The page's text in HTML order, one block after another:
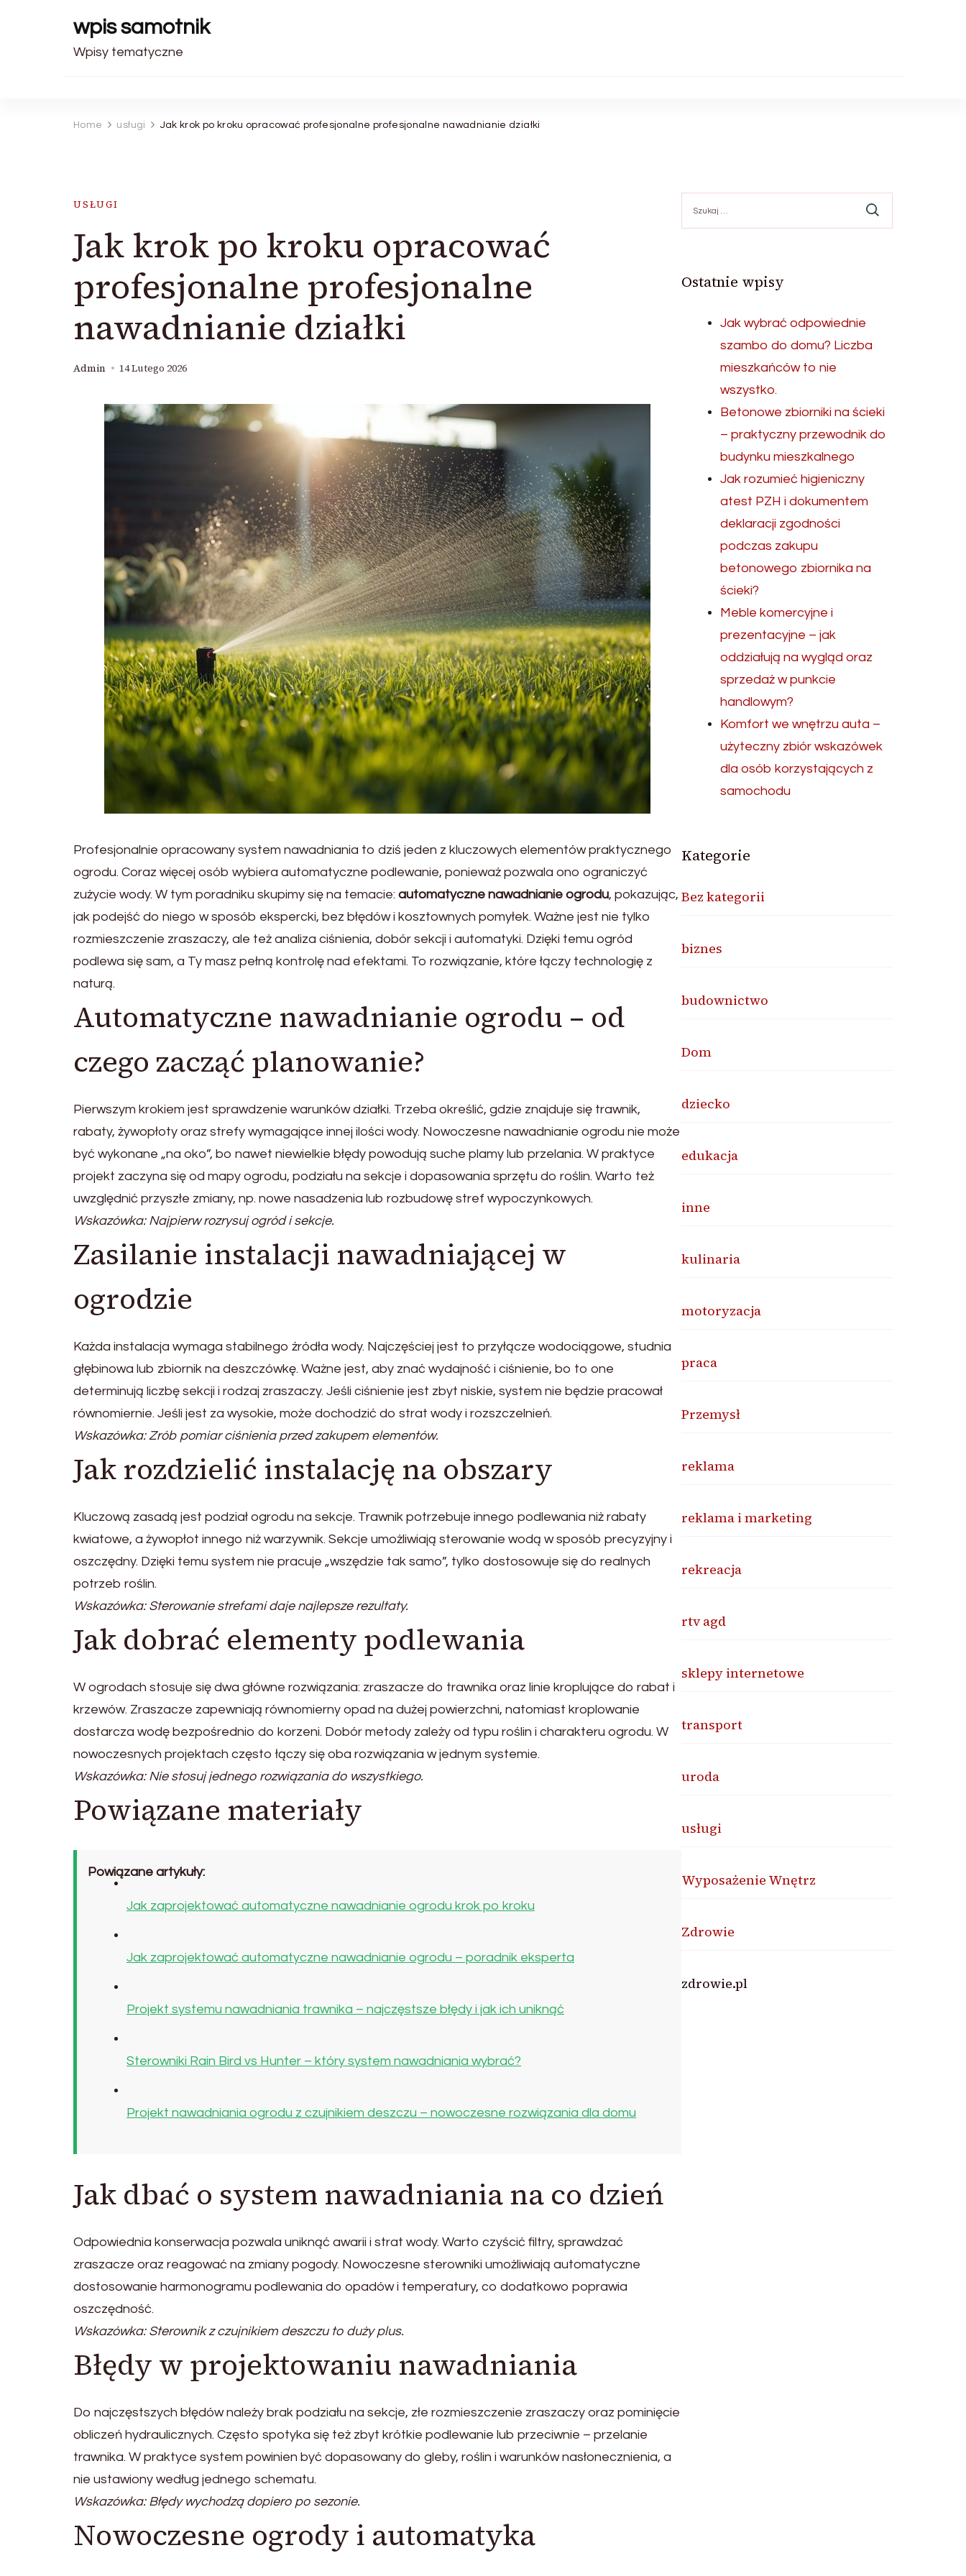
wpis samotnik
Wpisy tematyczne
Home usługi Jak krok po kroku opracować profesjonalne profesjonalne nawadnianie działki
USŁUGI
Jak krok po kroku opracować
profesjonalne profesjonalne
nawadnianie działki
Admin 14 Lutego 2026
Profesjonalnie opracowany system nawadniania to dziś jeden z kluczowych elementów praktycznego
ogrodu. Coraz więcej osób wybiera automatyczne podlewanie, ponieważ pozwala ono ograniczyć
zużycie wody. W tym poradniku skupimy się na temacie: automatyczne nawadnianie ogrodu, pokazując,
jak podejść do niego w sposób ekspercki, bez błędów i kosztownych pomyłek. Ważne jest nie tylko
rozmieszczenie zraszaczy, ale też analiza ciśnienia, dobór sekcji i automatyki. Dzięki temu ogród
podlewa się sam, a Ty masz pełną kontrolę nad efektami. To rozwiązanie, które łączy technologię z
naturą.
Automatyczne nawadnianie ogrodu – od
czego zacząć planowanie?
Pierwszym krokiem jest sprawdzenie warunków działki. Trzeba określić, gdzie znajduje się trawnik,
rabaty, żywopłoty oraz strefy wymagające innej ilości wody. Nowoczesne nawadnianie ogrodu nie może
być wykonane „na oko”, bo nawet niewielkie błędy powodują suche plamy lub przelania. W praktyce
projekt zaczyna się od mapy ogrodu, podziału na sekcje i dopasowania sprzętu do roślin. Warto też
uwzględnić przyszłe zmiany, np. nowe nasadzenia lub rozbudowę stref wypoczynkowych.
Wskazówka: Najpierw rozrysuj ogród i sekcje.
Zasilanie instalacji nawadniającej w
ogrodzie
Każda instalacja wymaga stabilnego źródła wody. Najczęściej jest to przyłącze wodociągowe, studnia
głębinowa lub zbiornik na deszczówkę. Ważne jest, aby znać wydajność i ciśnienie, bo to one
determinują liczbę sekcji i rodzaj zraszaczy. Jeśli ciśnienie jest zbyt niskie, system nie będzie pracował
równomiernie. Jeśli jest za wysokie, może dochodzić do strat wody i rozszczelnień.
Wskazówka: Zrób pomiar ciśnienia przed zakupem elementów.
Jak rozdzielić instalację na obszary
Kluczową zasadą jest podział ogrodu na sekcje. Trawnik potrzebuje innego podlewania niż rabaty
kwiatowe, a żywopłot innego niż warzywnik. Sekcje umożliwiają sterowanie wodą w sposób precyzyjny i
oszczędny. Dzięki temu system nie pracuje „wszędzie tak samo”, tylko dostosowuje się do realnych
potrzeb roślin.
Wskazówka: Sterowanie strefami daje najlepsze rezultaty.
Jak dobrać elementy podlewania
W ogrodach stosuje się dwa główne rozwiązania: zraszacze do trawnika oraz linie kroplujące do rabat i
krzewów. Zraszacze zapewniają równomierny opad na dużej powierzchni, natomiast kroplowanie
dostarcza wodę bezpośrednio do korzeni. Dobór metody zależy od typu roślin i charakteru ogrodu. W
nowoczesnych projektach często łączy się oba rozwiązania w jednym systemie.
Wskazówka: Nie stosuj jednego rozwiązania do wszystkiego.
Powiązane materiały
Powiązane artykuły:
Jak zaprojektować automatyczne nawadnianie ogrodu krok po kroku
Jak zaprojektować automatyczne nawadnianie ogrodu – poradnik eksperta
Projekt systemu nawadniania trawnika – najczęstsze błędy i jak ich uniknąć
Sterowniki Rain Bird vs Hunter – który system nawadniania wybrać?
Projekt nawadniania ogrodu z czujnikiem deszczu – nowoczesne rozwiązania dla domu
Jak dbać o system nawadniania na co dzień
Odpowiednia konserwacja pozwala uniknąć awarii i strat wody. Warto czyścić filtry, sprawdzać
zraszacze oraz reagować na zmiany pogody. Nowoczesne sterowniki umożliwiają automatyczne
dostosowanie harmonogramu podlewania do opadów i temperatury, co dodatkowo poprawia
oszczędność.
Wskazówka: Sterownik z czujnikiem deszczu to duży plus.
Błędy w projektowaniu nawadniania
Do najczęstszych błędów należy brak podziału na sekcje, złe rozmieszczenie zraszaczy oraz pominięcie
obliczeń hydraulicznych. Często spotyka się też zbyt krótkie podlewanie lub przeciwnie – przelanie
trawnika. W praktyce system powinien być dopasowany do gleby, roślin i warunków nasłonecznienia, a
nie ustawiony według jednego schematu.
Wskazówka: Błędy wychodzą dopiero po sezonie.
Nowoczesne ogrody i automatyka
Ostatnie wpisy
Jak wybrać odpowiednie
szambo do domu? Liczba
mieszkańców to nie
wszystko.
Betonowe zbiorniki na ścieki
– praktyczny przewodnik do
budynku mieszkalnego
Jak rozumieć higieniczny
atest PZH i dokumentem
deklaracji zgodności
podczas zakupu
betonowego zbiornika na
ścieki?
Meble komercyjne i
prezentacyjne – jak
oddziałują na wygląd oraz
sprzedaż w punkcie
handlowym?
Komfort we wnętrzu auta –
użyteczny zbiór wskazówek
dla osób korzystających z
samochodu
Kategorie
Bez kategorii
biznes
budownictwo
Dom
dziecko
edukacja
inne
kulinaria
motoryzacja
praca
Przemysł
reklama
reklama i marketing
rekreacja
rtv agd
sklepy internetowe
transport
uroda
usługi
Wyposażenie Wnętrz
Zdrowie
zdrowie.pl